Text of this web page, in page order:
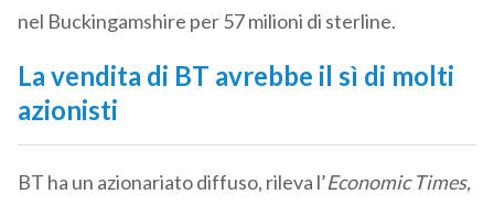
nel Buckingamshire per 57 milioni di sterline.
La vendita di BT avrebbe il sì di molti
azionisti
BT ha un azionariato diffuso, rileva l’Economic Times,